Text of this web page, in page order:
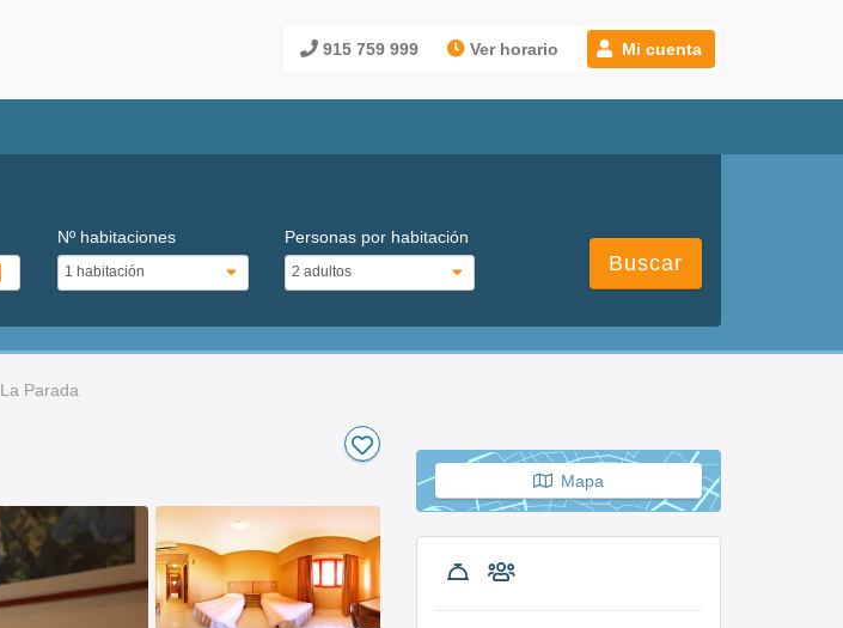
915 759 999 Ver horario Mi cuenta
Nº habitaciones Personas por habitación
Buscar
La Parada
Mapa